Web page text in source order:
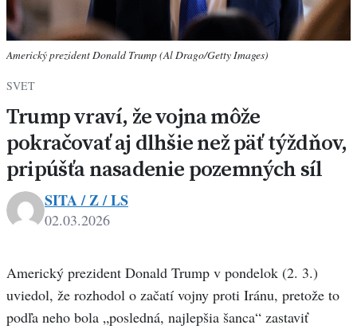
Americký prezident Donald Trump (Al Drago/Getty Images)
SVET
Trump vraví, že vojna môže
pokračovať aj dlhšie než päť týždňov,
pripúšťa nasadenie pozemných síl
SITA / Z / LS
02.03.2026
Americký prezident Donald Trump v pondelok (2. 3.)
uviedol, že rozhodol o začatí vojny proti Iránu, pretože to
podľa neho bola „posledná, najlepšia šanca“ zastaviť